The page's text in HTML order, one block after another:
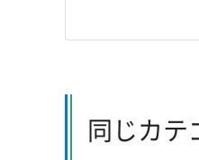
同じカテ